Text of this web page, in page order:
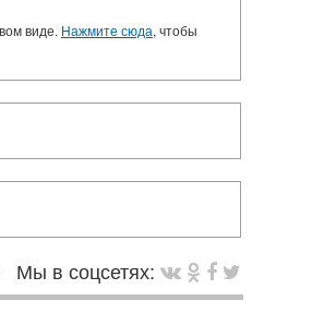
виде. Нажмите сюда, чтобы
Мы в соцсетях: